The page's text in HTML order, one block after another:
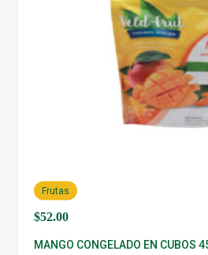
$52.00
Frutas
MANGO CONGELADO EN CUBOS